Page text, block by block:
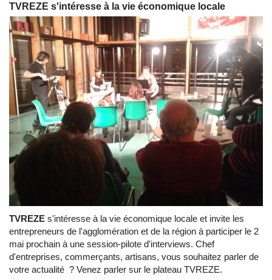
TVREZE s'intéresse à la vie économique locale
TVREZE s'intéresse à la vie économique locale et invite les
entrepreneurs de l'agglomération et de la région à participer le 2
mai prochain à une session-pilote d'interviews. Chef
d'entreprises, commerçants, artisans, vous souhaitez parler de
votre actualité ? Venez parler sur le plateau TVREZE.